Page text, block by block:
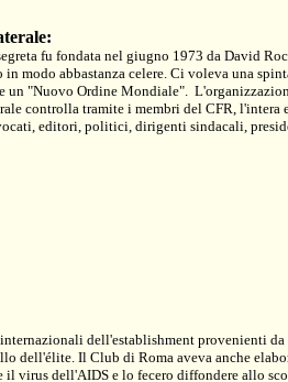
fu fondata nel giugno 1973 da David
modo abbastanza celere. Ci voleva una
un "Nuovo Ordine Mondiale".
controlla tramite i membri del CFR,
editori, politici, dirigenti sindacali,
dell'establishment provenienti
dell'élite. Il Club di Roma aveva anche
il virus dell'AIDS e lo fecero diffondere allo